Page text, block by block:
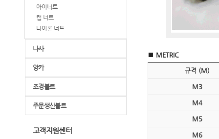
아이너트
캡 너트
나이론 너트
나사
앙카
조경볼트
주문생산볼트
고객지원센터
■ METRIC
규격 (M)
M3
M4
M5
M6